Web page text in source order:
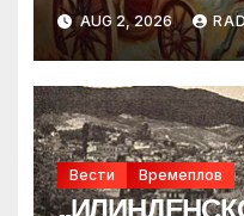
AUG 2, 2026
Вести Времеплов